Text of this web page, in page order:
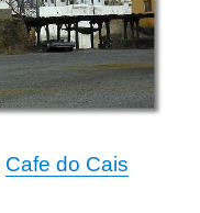
Cafe do Cais